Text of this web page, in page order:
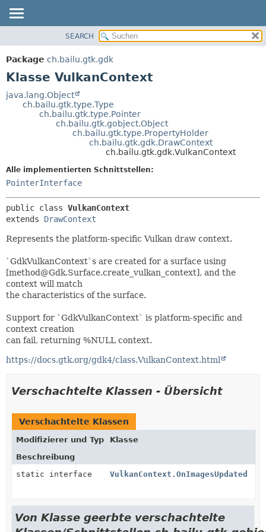
PACKAGE
KLASSE
VERALTET
DETAILS:
FELD
KONSTRUKTOR
SEARCH
Package ch.bailu.gtk.gdk
Klasse VulkanContext
java.lang.Object
ch.bailu.gtk.type.Type
ch.bailu.gtk.type.Pointer
ch.bailu.gtk.gobject.Object
ch.bailu.gtk.type.PropertyHolder
ch.bailu.gtk.gdk.DrawContext
ch.bailu.gtk.gdk.VulkanContext
Alle implementierten Schnittstellen:
PointerInterface
public class VulkanContext
extends DrawContext
Represents the platform-specific Vulkan draw context.
`GdkVulkanContext`s are created for a surface using
[method@Gdk.Surface.create_vulkan_context], and the
context will match
the characteristics of the surface.
Support for `GdkVulkanContext` is platform-specific and
context creation
can fail, returning %NULL context.
https://docs.gtk.org/gdk4/class.VulkanContext.html
Verschachtelte Klassen - Übersicht
Verschachtelte Klassen
Modifizierer und Typ
Klasse
Beschreibung
static interface
VulkanContext.OnImagesUpdated
Von Klasse geerbte verschachtelte